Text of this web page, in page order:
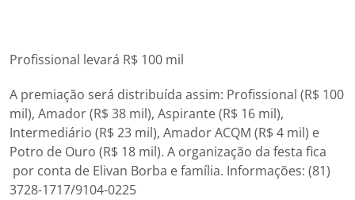
Profissional levará R$ 100 mil
A premiação será distribuída assim: Profissional (R$ 100
mil), Amador (R$ 38 mil), Aspirante (R$ 16 mil),
Intermediário (R$ 23 mil), Amador ACQM (R$ 4 mil) e
Potro de Ouro (R$ 18 mil). A organização da festa fica
por conta de Elivan Borba e família. Informações: (81)
3728-1717/9104-0225